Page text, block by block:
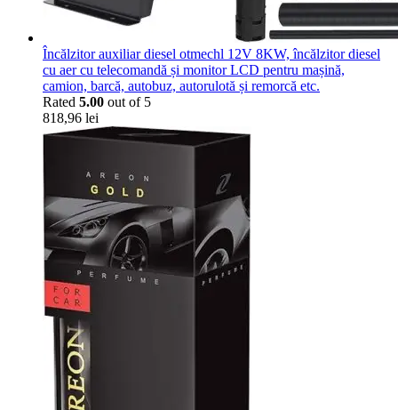
Încălzitor auxiliar diesel otmechl 12V 8KW, încălzitor diesel
cu aer cu telecomandă și monitor LCD pentru mașină,
camion, barcă, autobuz, autorulotă și remorcă etc.
Rated 5.00 out of 5
818,96 lei